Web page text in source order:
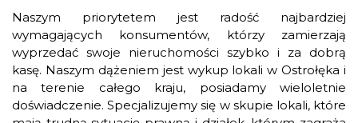
Naszym priorytetem jest radość najbardziej
wymagających konsumentów, którzy zamierzają
wyprzedać swoje nieruchomości szybko i za dobrą
kasę. Naszym dążeniem jest wykup lokali w Ostrołęka i
na terenie całego kraju, posiadamy wieloletnie
doświadczenie. Specjalizujemy się w skupie lokali, które